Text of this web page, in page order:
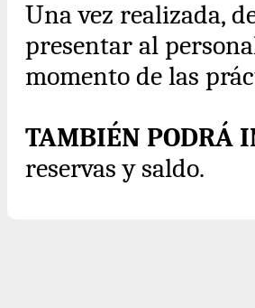
Una vez realizada,
presentar al
momento de las
TAMBIÉN PODRÁ
reservas y saldo.